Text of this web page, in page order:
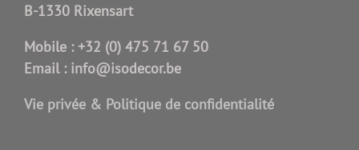
B-1330 Rixensart
Mobile :+32 (0) 475 71 67 50
Email :info@isodecor.be
Vie privée & Politique de confidentialité